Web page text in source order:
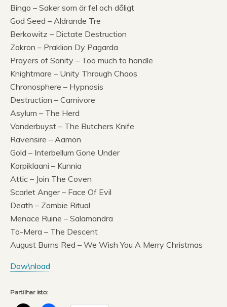
Bingo – Saker som är fel och dåligt
God Seed – Aldrande Tre
Berkowitz – Dictate Destruction
Zakron – Praklion Dy Pagarda
Prayers of Sanity – Too much to handle
Knightmare – Unity Through Chaos
Chronosphere – Hypnosis
Destruction – Carnivore
Asylum – The Herd
Vanderbuyst – The Butchers Knife
Ravensire – Aamon
Gold – Interbellum Gone Under
Korpiklaani – Kunnia
Attic – Join The Coven
Scarlet Anger – Face Of Evil
Death – Zombie Ritual
Menace Ruine – Salamandra
To-Mera – The Descent
August Burns Red – We Wish You A Merry Christmas
Dow\nload
Partilhar isto: